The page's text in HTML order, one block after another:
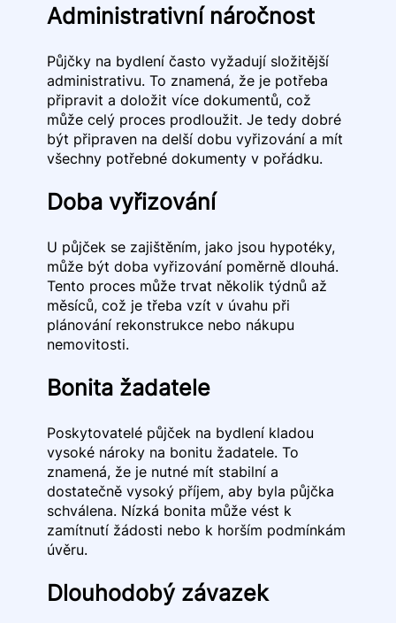
Administrativní náročnost
Půjčky na bydlení často vyžadují složitější
administrativu. To znamená, že je potřeba
připravit a doložit více dokumentů, což
může celý proces prodloužit. Je tedy dobré
být připraven na delší dobu vyřizování a mít
všechny potřebné dokumenty v pořádku.
Doba vyřizování
U půjček se zajištěním, jako jsou hypotéky,
může být doba vyřizování poměrně dlouhá.
Tento proces může trvat několik týdnů až
měsíců, což je třeba vzít v úvahu při
plánování rekonstrukce nebo nákupu
nemovitosti.
Bonita žadatele
Poskytovatelé půjček na bydlení kladou
vysoké nároky na bonitu žadatele. To
znamená, že je nutné mít stabilní a
dostatečně vysoký příjem, aby byla půjčka
schválena. Nízká bonita může vést k
zamítnutí žádosti nebo k horším podmínkám
úvěru.
Dlouhodobý závazek